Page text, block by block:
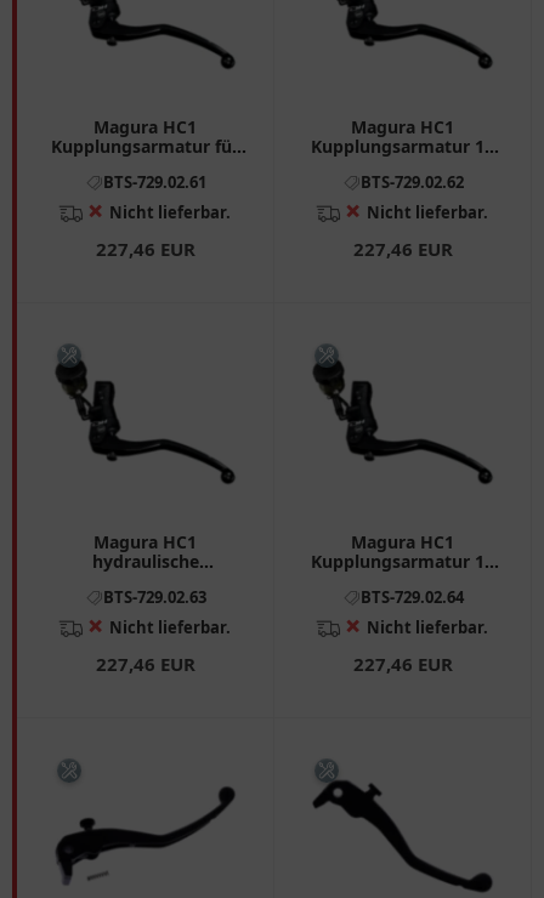
Magura HC1
Kupplungsarmatur für
BTS-729.02.61
❌ Nicht lieferbar.
227,46 EUR
Magura HC1
Kupplungsarmatur 13
optimale Kontrolle
BTS-729.02.62
❌ Nicht lieferbar.
227,46 EUR
Magura HC1
hydraulische
12 mm
Kolbendurchmesser und
Langhebel
BTS-729.02.63
❌ Nicht lieferbar.
227,46 EUR
Magura HC1
Kupplungsarmatur 13
BTS-729.02.64
❌ Nicht lieferbar.
227,46 EUR